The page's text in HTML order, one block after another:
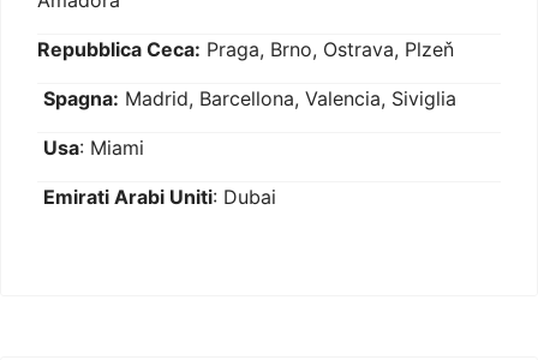
Repubblica Ceca: Praga, Brno, Ostrava, Plzeň
Spagna: Madrid, Barcellona, Valencia, Siviglia
Usa: Miami
Emirati Arabi Uniti: Dubai